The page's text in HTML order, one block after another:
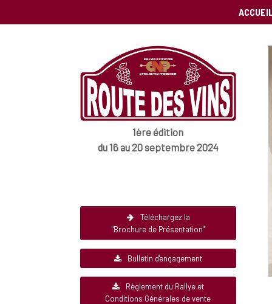
1ère édition
du 16 au 20 septembre 2024
Téléchargez la
"Brochure de Présentation"
Bulletin d'engagement
Règlement du Rallye et
Conditions Générales de vente